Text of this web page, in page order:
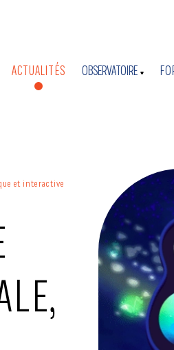
ACTUALITÉS OBSERVATOIRE
et interactive